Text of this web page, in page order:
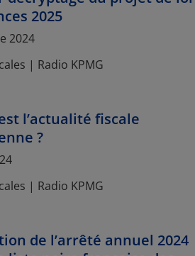
2025
date
2024
| Radio KPMG
l’actualité fiscale
?
date
| Radio KPMG
de l’arrêté annuel 2024